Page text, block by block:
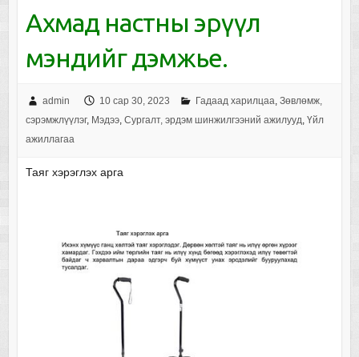
Ахмад настны эрүүл
мэндийг дэмжье.
admin 10 сар 30, 2023 Гадаад харилцаа Зөвлөмж,
сэрэмжлүүлэг, Мэдээ, Сургалт, эрдэм шинжилгээний ажилууд Үйл
ажиллагаа
Таяг хэрэглэх арга